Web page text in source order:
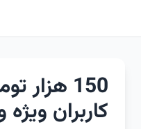
150
کاربران